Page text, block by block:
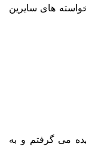
های سایرین
می گرفتم و به